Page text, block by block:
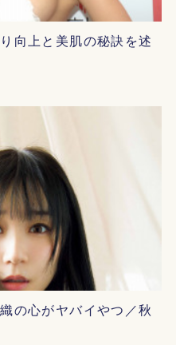
向上と美肌の秘訣を述
の心がヤバイやつ／秋